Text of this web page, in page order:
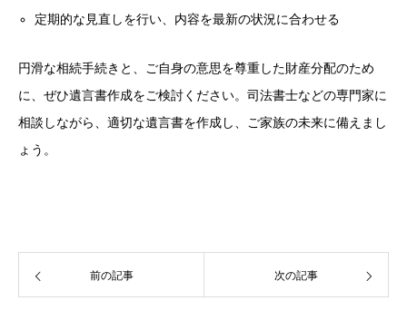
定期的な見直しを行い、内容を最新の状況に合わせる
円滑な相続手続きと、ご自身の意思を尊重した財産分配のため
に、ぜひ遺言書作成をご検討ください。司法書士などの専門家に
相談しながら、適切な遺言書を作成し、ご家族の未来に備えまし
ょう。
前の記事 次の記事